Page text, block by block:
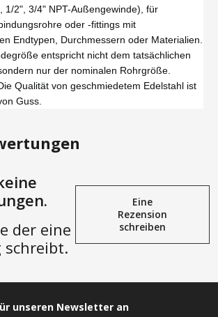
1/2", 3/4" NPT-Außengewinde), für
oder -fittings mit
Endtypen, Durchmessern oder Materialien.
entspricht nicht dem tatsächlichen
nur der nominalen Rohrgröße.
Qualität von geschmiedetem Edelstahl ist
Guss.
der eine
schreibt.
Eine
Rezension
schreiben
unseren Newsletter an